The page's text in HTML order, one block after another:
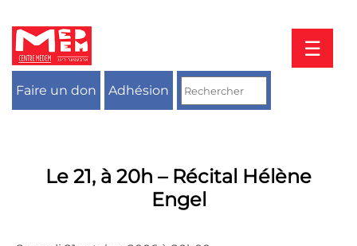
contenu
☰
Faire un don Adhésion
Le 21, à 20h – Récital Hélène
Engel